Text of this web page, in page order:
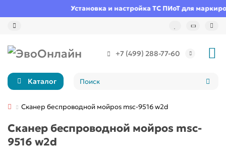
Установка и настройка ТС ПИоТ для
+7 (499) 288-77-60
Каталог
Сканер беспроводной мойpos msc-9516 w2d
Сканер беспроводной мойpos msc-
9516 w2d